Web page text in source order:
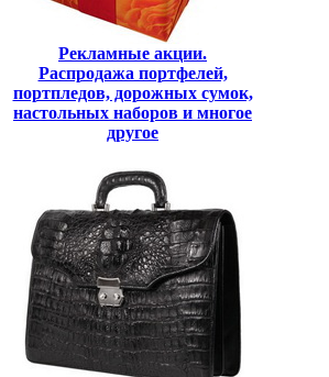
Рекламные акции.
Распродажа портфелей,
портпледов, дорожных сумок,
настольных наборов и многое
другое